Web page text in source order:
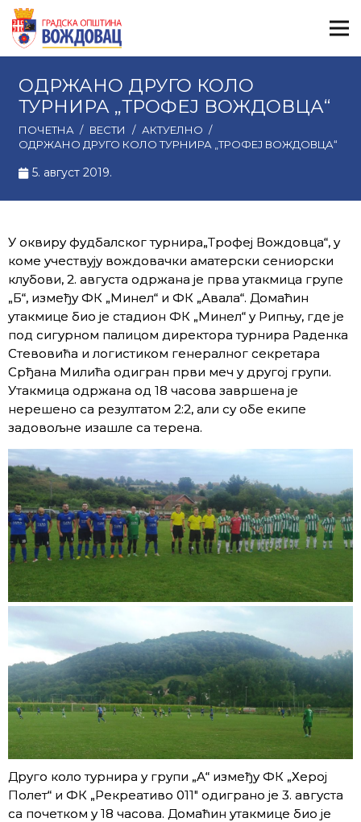
ОДРЖАНО ДРУГО КОЛО
ТУРНИРА „ТРОФЕЈ ВОЖДОВЦА“
ПОЧЕТНА / ВЕСТИ / АКТУЕЛНО /
ОДРЖАНО ДРУГО КОЛО ТУРНИРА „ТРОФЕЈ ВОЖДОВЦА“
5. август 2019.
У оквиру фудбалског турнира„Трофеј Вождовца“, у
коме учествују вождовачки аматерски сениорски
клубови, 2. августа одржана је прва утакмица групе
„Б“, између ФК „Минел“ и ФК „Авала“. Домаћин
утакмице био је стадион ФК „Минел“ у Рипњу, где је
под сигурном палицом директора турнира Раденка
Стевовића и логистиком генералног секретара
Срђана Милића одигран први меч у другој групи.
Утакмица одржана од 18 часова завршена је
нерешено са резултатом 2:2, али су обе екипе
задовољне изашле са терена.
Друго коло турнира у групи „А“ између ФК „Херој
Полет“ и ФК „Рекреативо 011″ одиграно је 3. августа
са почетком у 18 часова. Домаћин утакмице био је